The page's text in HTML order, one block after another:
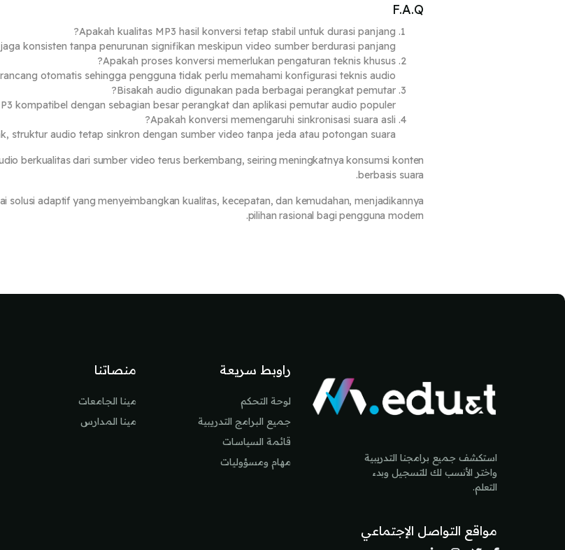
F.A.Q
Apakah kualitas MP3 hasil konversi tetap stabil untuk durasi panjang?
konsisten tanpa penurunan signifikan meskipun video sumber berdurasi panjang.
Apakah proses konversi memerlukan pengaturan teknis khusus?
otomatis sehingga pengguna tidak perlu memahami konfigurasi teknis audio.
Bisakah audio digunakan pada berbagai perangkat pemutar?
kompatibel dengan sebagian besar perangkat dan aplikasi pemutar audio populer.
Apakah konversi memengaruhi sinkronisasi suara asli?
struktur audio tetap sinkron dengan sumber video tanpa jeda atau potongan suara.
berkualitas dari sumber video terus berkembang, seiring meningkatnya konsumsi konten
berbasis suara.
solusi adaptif yang menyeimbangkan kualitas, kecepatan, dan kemudahan, menjadikannya
pilihan rasional bagi pengguna modern.
الكتل
استكشف جميع برامجنا التدريبية
واختر الأنسب لك للتسجيل وبدء
التعلم.
مواقع التواصل الإجتماعي
راوبط سريعة
لوحة التحكم
جميع البرامج التدريبية
قائمة السياسات
مهام ومسؤوليات
منصاتنا
مينا الجامعات
مينا المدارس